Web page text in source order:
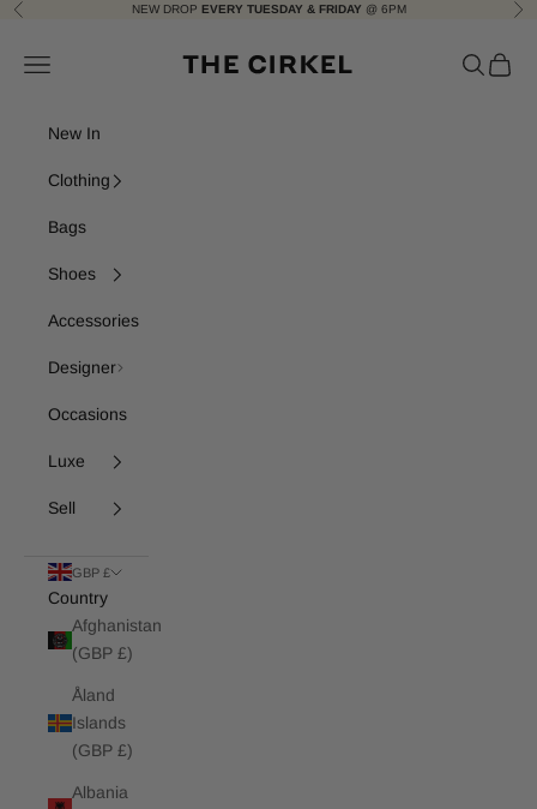
Skip to content
Previous NEW DROP EVERY TUESDAY & FRIDAY @ 6PM
Navigation menu Search
Cart
New In
Clothing
Bags
Shoes
Accessories
Designer
Occasions
Luxe
Sell
GBP £
Country
Afghanistan
(GBP £)
Åland
Islands
(GBP £)
Albania